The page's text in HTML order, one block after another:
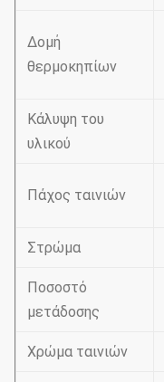
Δομή
θερμοκηπίων
Κάλυψη του
υλικού
Πάχος ταινιών
Στρώμα
Ποσοστό
μετάδοσης
Χρώμα ταινιών